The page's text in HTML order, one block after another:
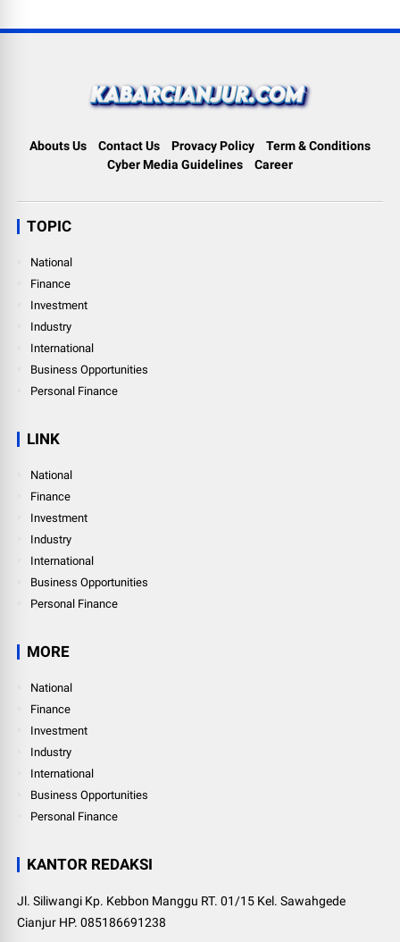
Abouts Us Contact Us Provacy Policy
Term & Conditions
Cyber Media Guidelines
Career
TOPIC
National
Finance
Investment
Industry
International
Business Opportunities
Personal Finance
LINK
National
Finance
Investment
Industry
International
Business Opportunities
Personal Finance
MORE
National
Finance
Investment
Industry
International
Business Opportunities
Personal Finance
KANTOR REDAKSI
Jl. Siliwangi Kp. Kebbon Manggu RT. 01/15 Kel. Sawahgede
Cianjur HP. 085186691238